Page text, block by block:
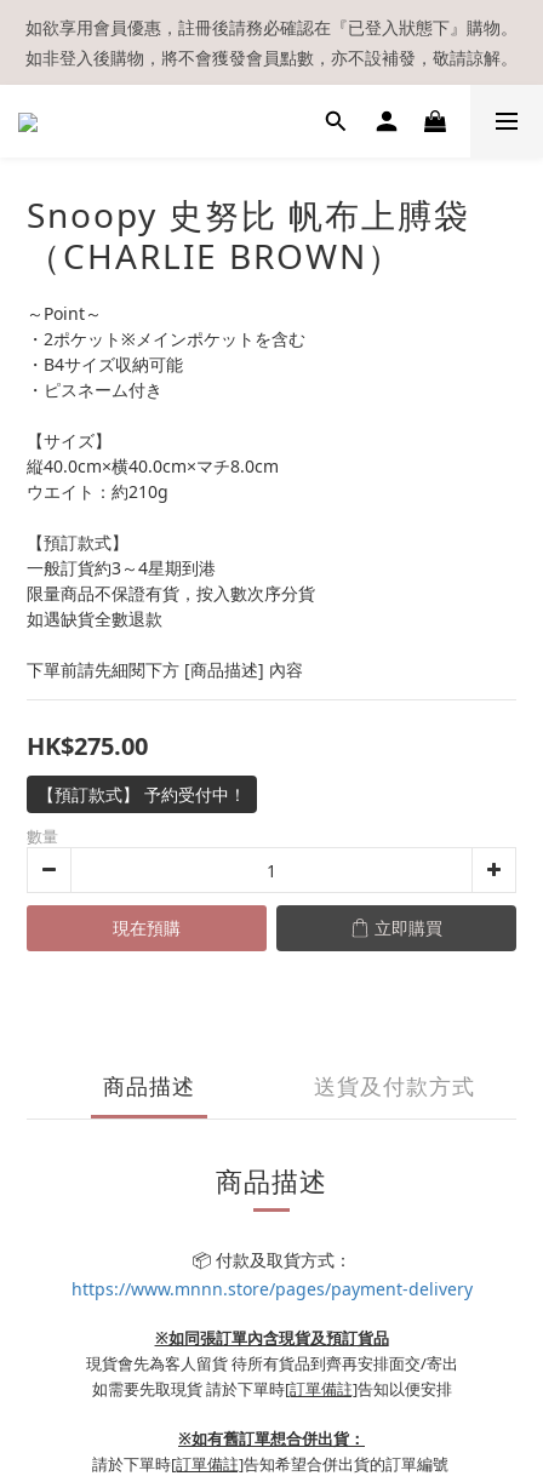
【現貨區】內款式均為在港現貨，現貨區以外的所有貨品都需要訂
貨喔！
如欲享用會員優惠，註冊後請務必確認在『已登入狀態下』購物。
如非登入後購物，將不會獲發會員點數，亦不設補發，敬請諒解。
溫馨提示：所有順豐快遞／本地及國際郵遞寄出後，本店只會以電
【現貨區】內款式均為在港現貨，現貨區以外的所有貨品都需要訂
貨喔！
Snoopy 史努比 帆布上膊袋
（CHARLIE BROWN）
～Point～
・2ポケット※メインポケットを含む
・B4サイズ収納可能
・ピスネーム付き
【サイズ】
縦40.0cm×横40.0cm×マチ8.0cm
ウエイト：約210g
【預訂款式】
一般訂貨約3～4星期到港
限量商品不保證有貨，按入數次序分貨
如遇缺貨全數退款
下單前請先細閱下方 [商品描述] 內容
HK$275.00
【預訂款式】 予約受付中！
數量
現在預購 立即購買
商品描述 送貨及付款方式
商品描述
📦 付款及取貨方式：
https://www.mnnn.store/pages/payment-delivery
※如同張訂單內含現貨及預訂貨品
現貨會先為客人留貨 待所有貨品到齊再安排面交/寄出
如需要先取現貨 請於下單時[訂單備註]告知以便安排
※如有舊訂單想合併出貨：
請於下單時[訂單備註]告知希望合併出貨的訂單編號